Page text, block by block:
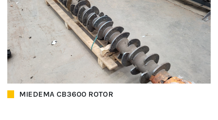
MIEDEMA CB3600 ROTOR